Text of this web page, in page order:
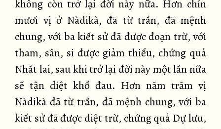
không còn trở lại đời này nữa. Hơn chín
mươi vị ở Nàdikà, đã từ trần, đã mệnh
chung, với ba kiết sử đã được đoạn trừ, với
tham, sân, si được giảm thiểu, chứng quả
Nhất lai, sau khi trở lại đời này một lần nữa
sẽ tận diệt khổ đau. Hơn năm trăm vị
Nàdikà đã từ trần, đã mệnh chung, với ba
kiết sử đã được diệt trừ, chứng quả Dự lưu,